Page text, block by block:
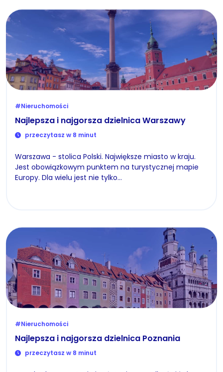
#Nieruchomości
Najlepsza i najgorsza dzielnica Warszawy
przeczytasz w 8 minut
Warszawa - stolica Polski. Największe miasto w kraju.
Jest obowiązkowym punktem na turystycznej mapie
Europy. Dla wielu jest nie tylko…
#Nieruchomości
Najlepsza i najgorsza dzielnica Poznania
przeczytasz w 8 minut